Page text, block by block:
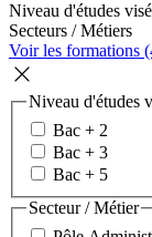
Niveau d'études visé
Secteurs / Métiers
Voir les formations
Niveau d'études
Bac + 2
Bac + 3
Bac + 5
Secteur / Métier